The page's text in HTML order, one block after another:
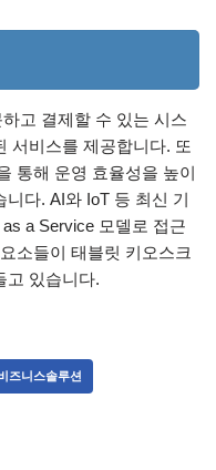
고 결제할 수 있는 시스
서비스를 제공합니다. 또
통해 운영 효율성을 높이
다. AI와 IoT 등 최신 기
a Service 모델로 접근
소들이 태블릿 키오스크
고 있습니다.
즈니스솔루션